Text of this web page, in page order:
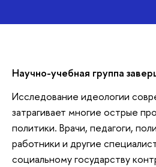
Научно-учебная группа
Исследование идеологии
затрагивает многие острые
политики. Врачи, педагоги,
работники и другие
социальному государству